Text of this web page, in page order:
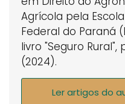
Agrícola pela
Federal do Paraná
livro "Seguro
(2024).
Ler artigos do